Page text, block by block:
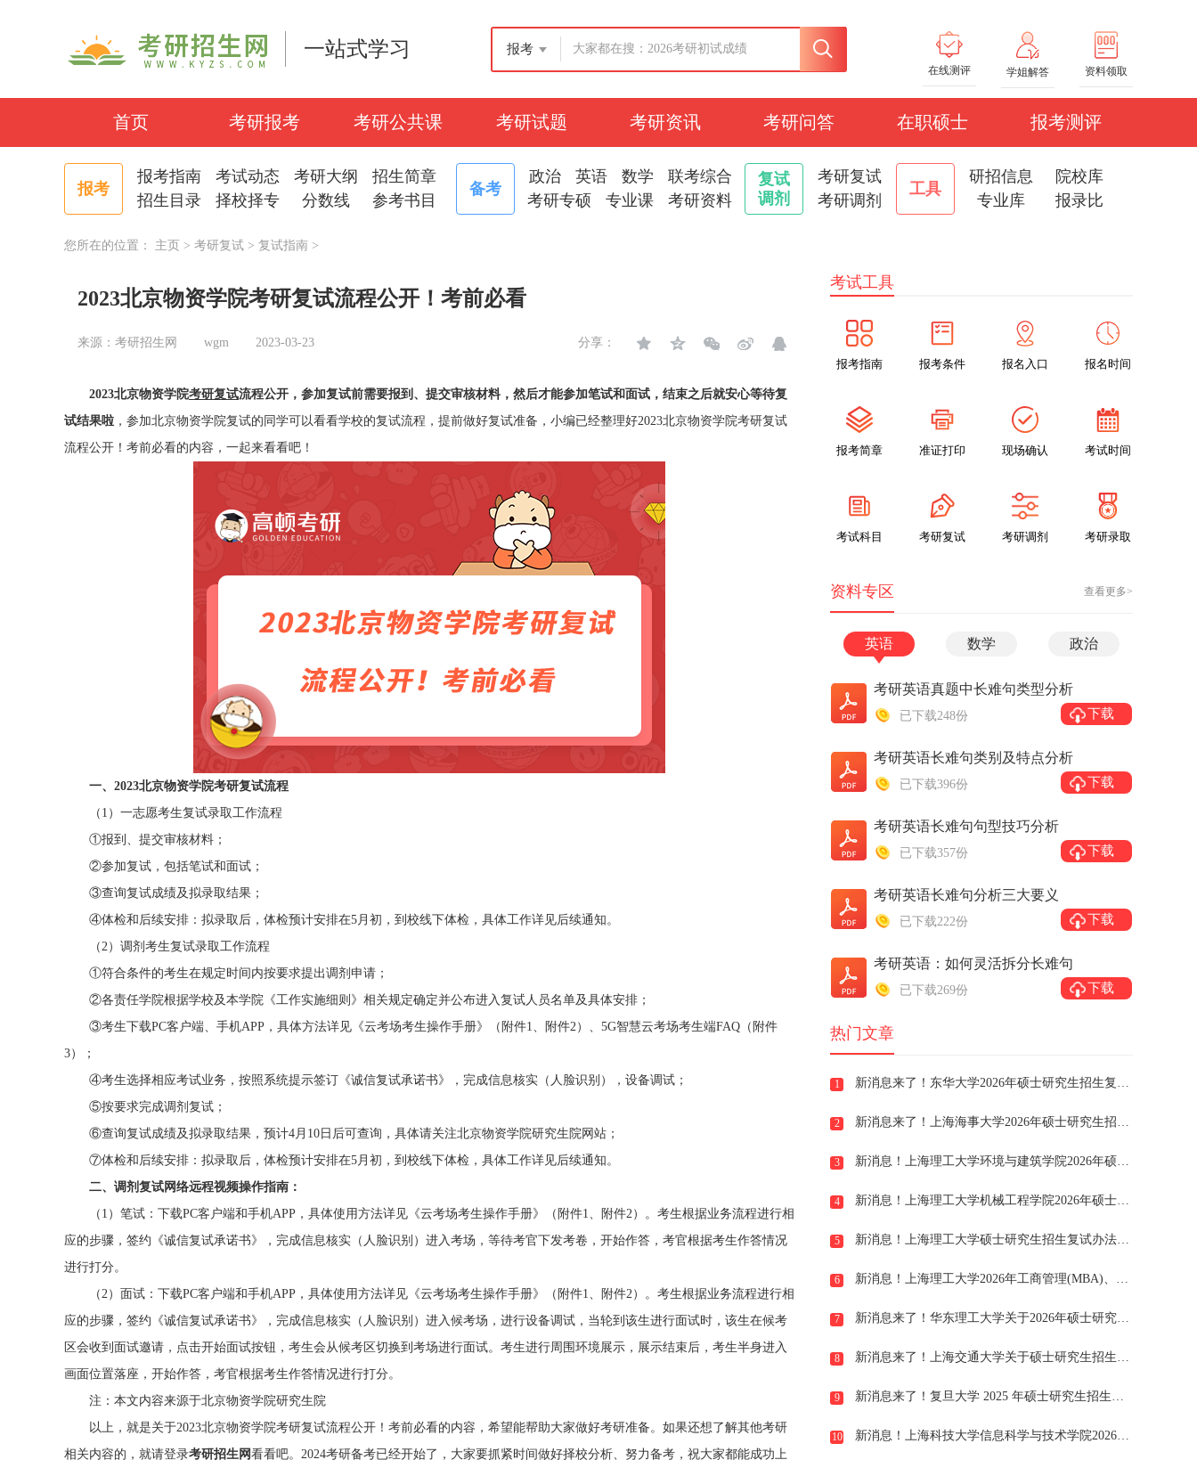
一站式学习 报考
在线测评 学姐解答 资料领取
首页 考研报考 考研公共课 考研试题 考研资讯 考研问答 在职硕士 报考测评
报考
报考指南 考试动态 考研大纲
招生简章
招生目录
择校择专 分数线 参考书目
备考
政治 英语 数学
联考综合
考研专硕
专业课 考研资料
复试
调剂
考研复试
考研调剂
工具
研招信息
院校库
专业库
报录比
您所在的位置： 主页 > 考研复试 > 复试指南 >
2023北京物资学院考研复试流程公开！考前必看
来源：考研招生网 wgm 2023-03-23 分享：
2023北京物资学院考研复试流程公开，参加复试前需要报到、提交审核材料，然后才能参加笔试和面试，结束之后就安心等待复
试结果啦 ，参加北京物资学院复试的同学可以看看学校的复试流程，提前做好复试准备，小编已经整理好2023北京物资学院考研复试
流程公开！考前必看的内容，一起来看看吧！
一、2023北京物资学院考研复试流程
（1）一志愿考生复试录取工作流程
①报到、提交审核材料；
②参加复试，包括笔试和面试；
③查询复试成绩及拟录取结果；
④体检和后续安排：拟录取后，体检预计安排在5月初，到校线下体检，具体工作详见后续通知。
（2）调剂考生复试录取工作流程
①符合条件的考生在规定时间内按要求提出调剂申请；
②各责任学院根据学校及本学院《工作实施细则》相关规定确定并公布进入复试人员名单及具体安排；
③考生下载PC客户端、手机APP，具体方法详见《云考场考生操作手册》（附件1、附件2）、5G智慧云考场考生端FAQ（附件
3）；
④考生选择相应考试业务，按照系统提示签订《诚信复试承诺书》，完成信息核实（人脸识别），设备调试；
⑤按要求完成调剂复试；
⑥查询复试成绩及拟录取结果，预计4月10日后可查询，具体请关注北京物资学院研究生院网站；
⑦体检和后续安排：拟录取后，体检预计安排在5月初，到校线下体检，具体工作详见后续通知。
二、调剂复试网络远程视频操作指南：
（1）笔试：下载PC客户端和手机APP，具体使用方法详见《云考场考生操作手册》（附件1、附件2）。考生根据业务流程进行相
应的步骤，签约《诚信复试承诺书》，完成信息核实（人脸识别）进入考场，等待考官下发考卷，开始作答，考官根据考生作答情况
进行打分。
（2）面试：下载PC客户端和手机APP，具体使用方法详见《云考场考生操作手册》（附件1、附件2）。考生根据业务流程进行相
应的步骤，签约《诚信复试承诺书》，完成信息核实（人脸识别）进入候考场，进行设备调试，当轮到该生进行面试时，该生在候考
区会收到面试邀请，点击开始面试按钮，考生会从候考区切换到考场进行面试。考生进行周围环境展示，展示结束后，考生半身进入
画面位置落座，开始作答，考官根据考生作答情况进行打分。
注：本文内容来源于北京物资学院研究生院
以上，就是关于2023北京物资学院考研复试流程公开！考前必看的内容，希望能帮助大家做好考研准备。如果还想了解其他考研
相关内容的，就请登录考研招生网看看吧。2024考研备考已经开始了，大家要抓紧时间做好择校分析、努力备考，祝大家都能成功上
考试工具
报考指南 报考条件 报名入口 报名时间
报考简章 准证打印 现场确认 考试时间
考试科目 考研复试 考研调剂 考研录取
资料专区 查看更多>
英语 数学 政治
考研英语真题中长难句类型分析
已下载248份 下载
考研英语长难句类别及特点分析
已下载396份 下载
考研英语长难句句型技巧分析
已下载357份 下载
考研英语长难句分析三大要义
已下载222份 下载
考研英语：如何灵活拆分长难句
已下载269份 下载
热门文章
1 新消息来了！东华大学2026年硕士研究生招生复试与录取工作办法
2 新消息来了！上海海事大学2026年硕士研究生招生复试录取办法
3 新消息！上海理工大学​环境与建筑学院2026年硕士研究生招生一志愿考生复试安排及注意事项
4 新消息！上海理工大学机械工程学院2026年硕士研究生招生一志愿考生复试安排及注意事项
5 新消息！上海理工大学硕士研究生招生复试办法（2026 年适用）
6 新消息！上海理工大学2026年工商管理(MBA)、工程管理(MEM、工业工程与管理非全日制、物流工程与管理非全日制)、会计(MPAcc)非全日制硕士研究生调剂复试细
7 新消息来了！华东理工大学关于2026年硕士研究生招生复试录取工作的指导意见
8 新消息来了！上海交通大学关于硕士研究生招生复试录取工作办法
9 新消息来了！复旦大学 2025 年硕士研究生招生考试复试阶段考生须知
10 新消息！上海科技大学信息科学与技术学院2026年招收硕士研究生复试工作规程